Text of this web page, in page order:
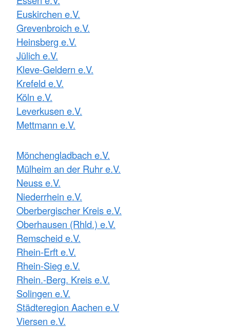
Euskirchen e.V.
Grevenbroich e.V.
Heinsberg e.V.
Jülich e.V.
Kleve-Geldern e.V.
Krefeld e.V.
Köln e.V.
Leverkusen e.V.
Mettmann e.V.
Mönchengladbach e.V.
Mülheim an der Ruhr e.V.
Neuss e.V.
Niederrhein e.V.
Oberbergischer Kreis e.V.
Oberhausen (Rhld.) e.V.
Remscheid e.V.
Rhein-Erft e.V.
Rhein-Sieg e.V.
Rhein.-Berg. Kreis e.V.
Solingen e.V.
Städteregion Aachen e.V
Viersen e.V.